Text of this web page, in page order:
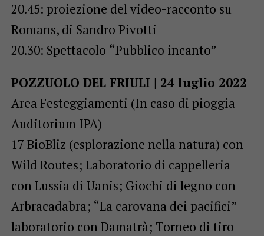
20.45: proiezione del video-racconto su
Romans, di Sandro Pivotti
20.30: Spettacolo “Pubblico incanto”
POZZUOLO DEL FRIULI | 24 luglio 2022
Area Festeggiamenti (In caso di pioggia
Auditorium IPA)
17 BioBliz (esplorazione nella natura) con
Wild Routes; Laboratorio di cappelleria
con Lussia di Uanis; Giochi di legno con
Arbracadabra; “La carovana dei pacifici”
laboratorio con Damatrà; Torneo di tiro